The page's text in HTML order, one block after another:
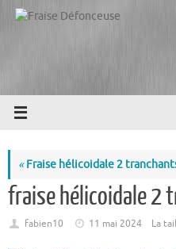
Passer
«Fraise hélicoidale 2
fraise hélicoidale 2
fabien10 11 mai 2024 La